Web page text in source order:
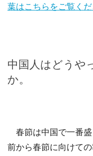
葉はこちらをご覧く
中国人はどうや
か。
春節は中国で一番盛
前から春節に向けて